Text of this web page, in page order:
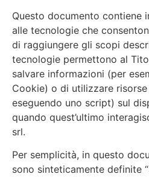
Questo documento contiene
alle tecnologie che
di raggiungere gli scopi
tecnologie permettono al
salvare informazioni (per
Cookie) o di utilizzare
eseguendo uno script) sul
quando quest’ultimo
srl.
Per semplicità, in questo
sono sinteticamente definite